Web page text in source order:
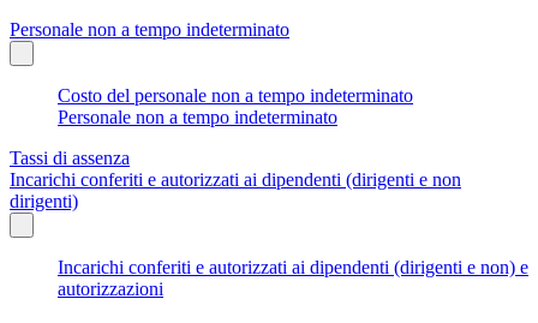
Personale non a tempo indeterminato
Costo del personale non a tempo indeterminato
Personale non a tempo indeterminato
Tassi di assenza
Incarichi conferiti e autorizzati ai dipendenti (dirigenti e non
dirigenti)
Incarichi conferiti e autorizzati ai dipendenti (dirigenti e non) e
autorizzazioni